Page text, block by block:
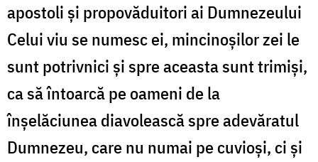
apostoli și propovăduitori ai Dumnezeului
Celui viu se numesc ei, mincinoșilor zei le
sunt potrivnici și spre aceasta sunt trimiși,
ca să întoarcă pe oameni de la
înșelăciunea diavolească spre adevăratul
Dumnezeu, care nu numai pe cuvioși, ci și